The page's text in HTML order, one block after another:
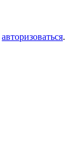
авторизоваться.